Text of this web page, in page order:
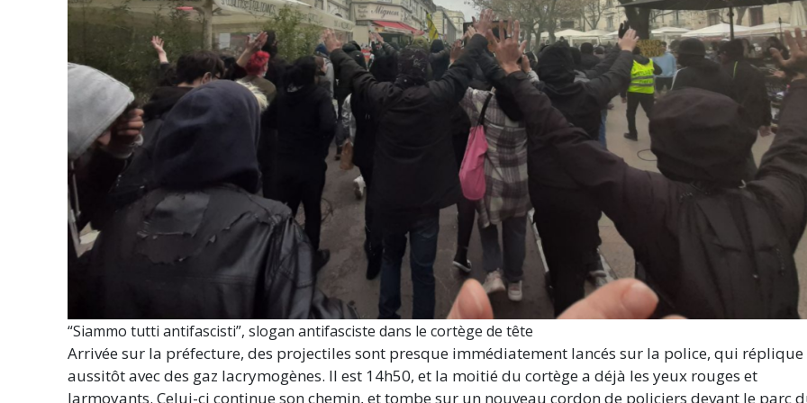
“Siammo tutti antifascisti”, slogan antifasciste dans le cortège de tête
Arrivée sur la préfecture, des projectiles sont presque immédiatement lancés sur la police, qui réplique
aussitôt avec des gaz lacrymogènes. Il est 14h50, et la moitié du cortège a déjà les yeux rouges et
larmoyants. Celui-ci continue son chemin, et tombe sur un nouveau cordon de policiers devant le parc